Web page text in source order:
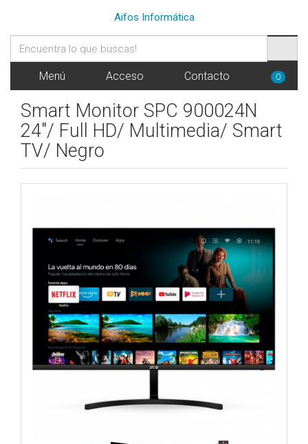
Aifos Informática
Menú Acceso Contacto 0
Smart Monitor SPC 900024N
24"/ Full HD/ Multimedia/ Smart
TV/ Negro